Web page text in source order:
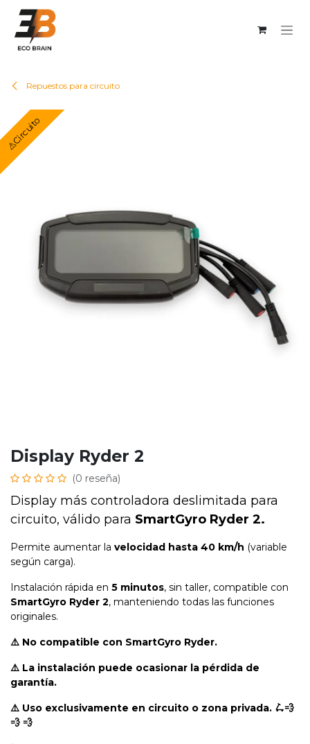
Repuestos para circuito
⚠️Circuito
Display Ryder 2
(0 reseña)
Display más controladora deslimitada para
circuito, válido para SmartGyro Ryder 2.
Permite aumentar la velocidad hasta 40 km/h (variable
según carga).
Instalación rápida en 5 minutos, sin taller, compatible con
SmartGyro Ryder 2, manteniendo todas las funciones
originales.
⚠️ No compatible con SmartGyro Ryder.
⚠️ La instalación puede ocasionar la pérdida de
garantía.
⚠️ Uso exclusivamente en circuito o zona privada. 🛴💨
💨 💨